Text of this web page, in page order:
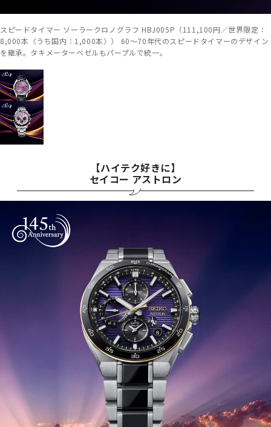
スピードタイマー ソーラークロノグラフ HBJ005P（111,100円／世界限定：
8,000本〈うち国内：1,000本〉） 60～70年代のスピードタイマーのデザイン
を継承。タキメーターベゼルもパープルで統一。
【ハイテク好きに】
セイコー アストロン